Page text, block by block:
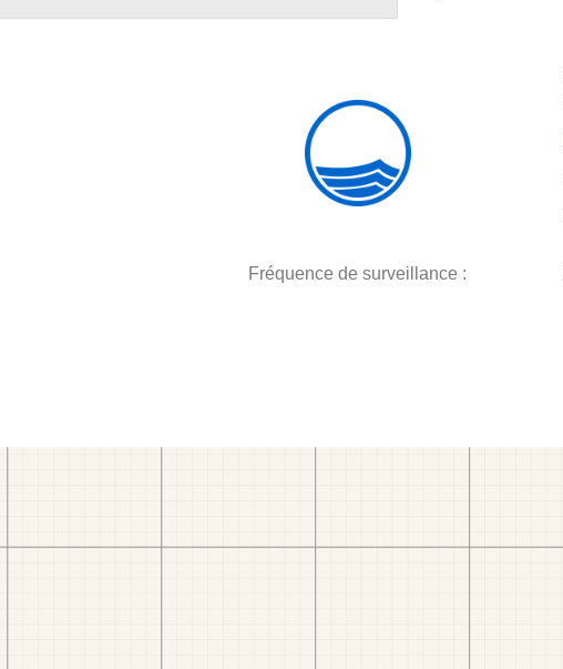
Fréquence de surveillance :